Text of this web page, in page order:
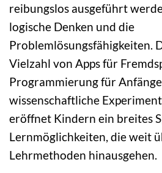
reibungslos ausgeführt
logische Denken und die
Problemlösungsfähigkeiten.
Vielzahl von Apps für
Programmierung für
wissenschaftliche
eröffnet Kindern ein breites
Lernmöglichkeiten, die weit
Lehrmethoden hinausgehen.